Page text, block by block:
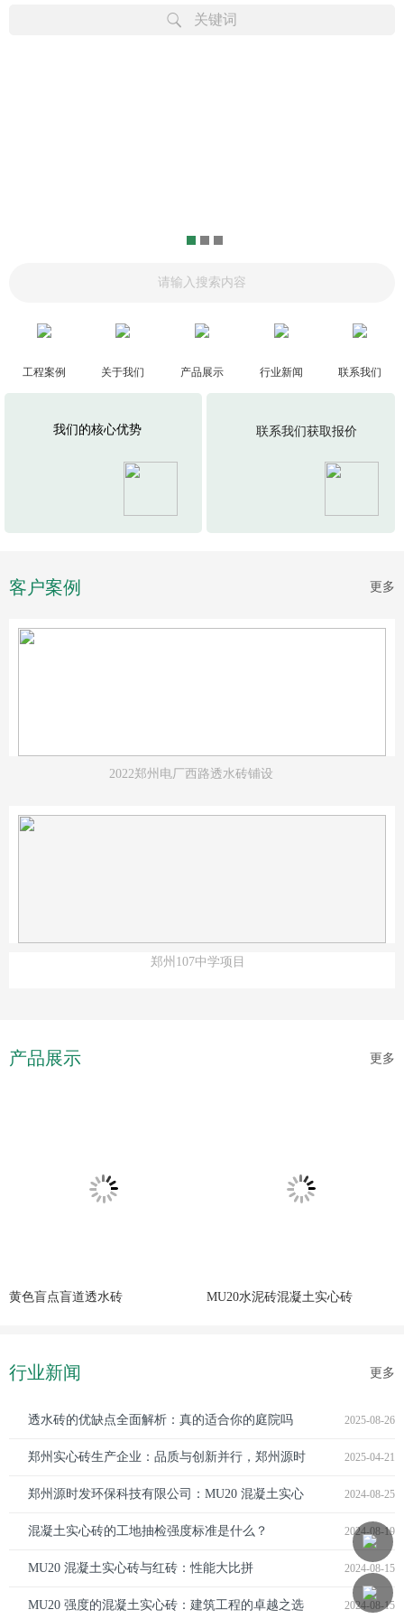
关键词
工程案例 关于我们 产品展示 行业新闻 联系我们
我们的核心优势 联系我们获取报价
客户案例 更多
.
2022郑州电厂西路透水砖铺设
郑州107中学项目
产品展示 更多
黄色盲点盲道透水砖 MU20水泥砖混凝土实心砖
行业新闻 更多
2025-08-26
透水砖的优缺点全面解析：真的适合你的庭院吗
2025-04-21
郑州实心砖生产企业：品质与创新并行，郑州源时
发环保科技有限公司脱颖而出 2024-08-25
郑州源时发环保科技有限公司：MU20 混凝土实心
砖的卓越之选 2024-08-19
混凝土实心砖的工地抽检强度标准是什么？
2024-08-15
MU20 混凝土实心砖与红砖：性能大比拼
2024-08-15
MU20 强度的混凝土实心砖：建筑工程的卓越之选